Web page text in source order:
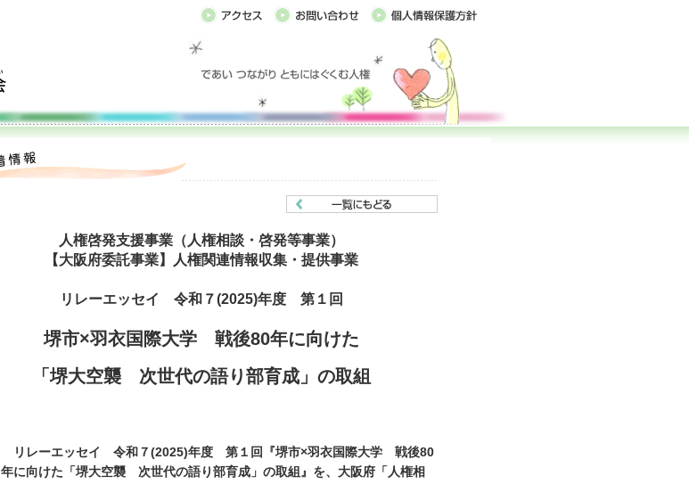
人権啓発支援事業（人権相談・啓発等事業）
【大阪府委託事業】人権関連情報収集・提供事業
リレーエッセイ 令和７(2025)年度 第１回
堺市×羽衣国際大学 戦後80年に向けた
「堺大空襲 次世代の語り部育成」の取組
リレーエッセイ 令和７(2025)年度 第１回『堺市×羽衣国際大学 戦後80
年に向けた「堺大空襲 次世代の語り部育成」の取組』を、大阪府「人権相